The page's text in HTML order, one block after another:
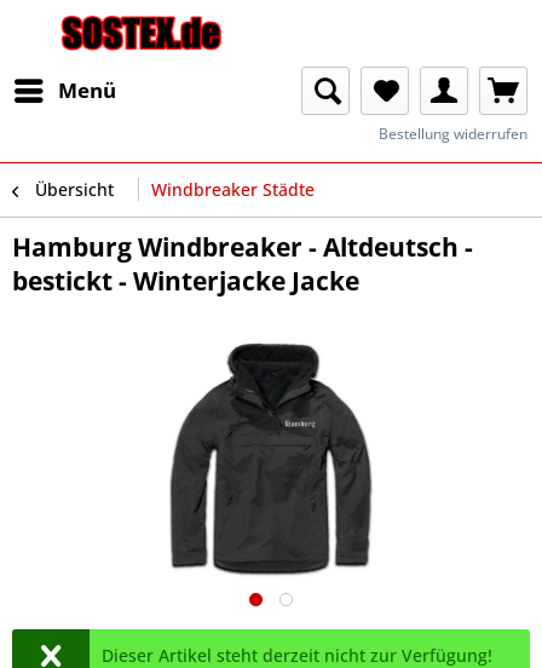
Menü
Bestellung widerrufen
Übersicht Windbreaker Städte
Hamburg Windbreaker - Altdeutsch -
bestickt - Winterjacke Jacke
Dieser Artikel steht derzeit nicht zur Verfügung!